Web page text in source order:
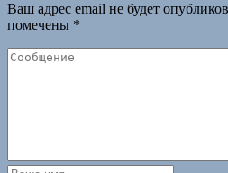
Ваш адрес email не будет
помечены *